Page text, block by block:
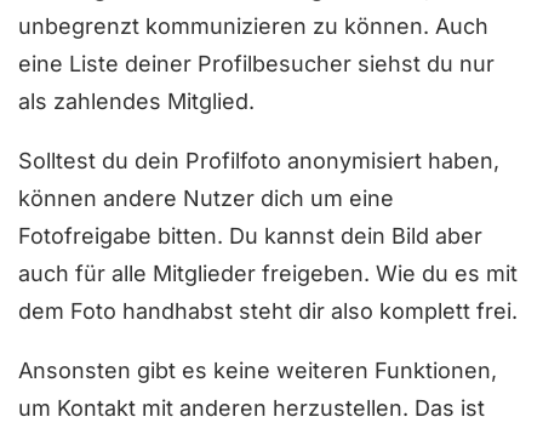
5
v
o
5
unbegrenzt kommunizieren zu können. Auch
eine Liste deiner Profilbesucher siehst du nur
als zahlendes Mitglied.
Solltest du dein Profilfoto anonymisiert haben,
können andere Nutzer dich um eine
Fotofreigabe bitten. Du kannst dein Bild aber
auch für alle Mitglieder freigeben. Wie du es mit
dem Foto handhabst steht dir also komplett frei.
Ansonsten gibt es keine weiteren Funktionen,
um Kontakt mit anderen herzustellen. Das ist